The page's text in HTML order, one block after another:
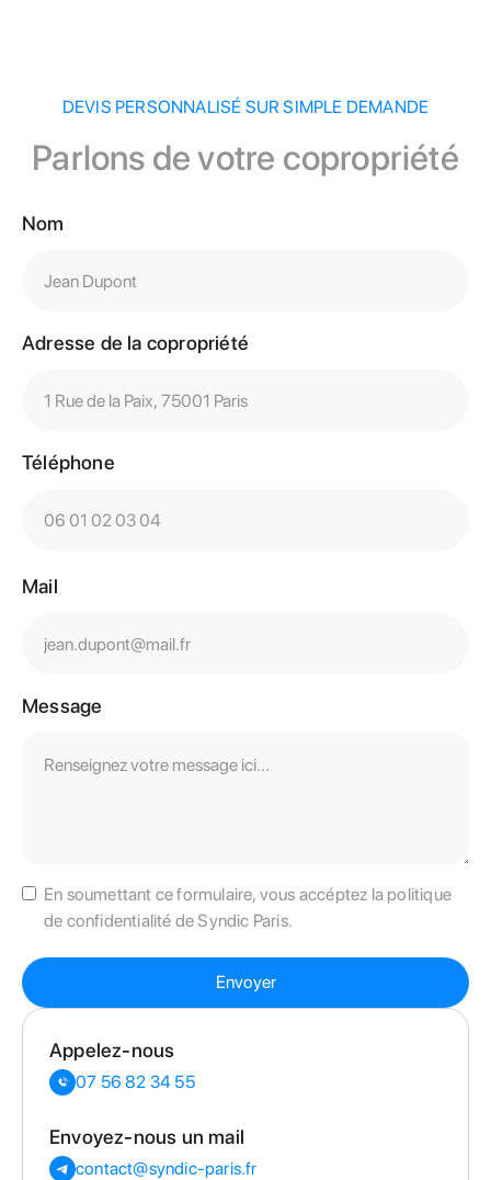
DEVIS PERSONNALISÉ SUR SIMPLE DEMANDE
Parlons de votre copropriété
Nom
Adresse de la copropriété
Téléphone
Mail
Message
En soumettant ce formulaire, vous accéptez la politique
de confidentialité de Syndic Paris.
Appelez-nous
07 56 82 34 55
Envoyez-nous un mail
contact@syndic-paris.fr